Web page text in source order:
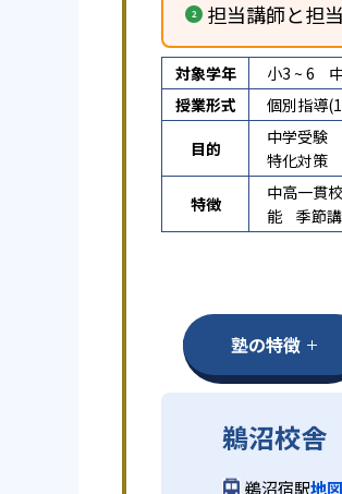
担当講師と担
対象学年 小3 ~ 6
授業形式
個別指導
目的
中学受験
特化対策
特徴
中高一貫
能
季節
塾の特徴
鵜沼校舎
鵜沼宿駅地